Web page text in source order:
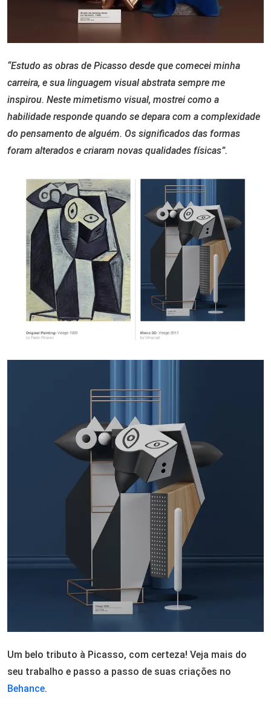
“Estudo as obras de Picasso desde que comecei minha
carreira, e sua linguagem visual abstrata sempre me
inspirou. Neste mimetismo visual, mostrei como a
habilidade responde quando se depara com a complexidade
do pensamento de alguém. Os significados das formas
foram alterados e criaram novas qualidades físicas”.
Um belo tributo à Picasso, com certeza! Veja mais do
seu trabalho e passo a passo de suas criações no
Behance.